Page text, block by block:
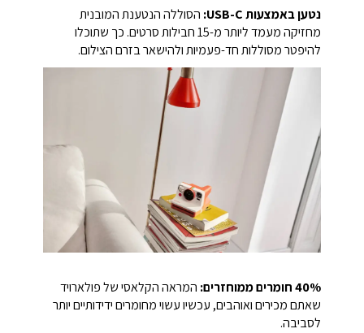
נטען באמצעות USB-C:
הסוללה הנטענת המובנית
מחזיקה מעמד ליותר מ-15 חבילות סרטים. כך שתוכלו
להיפטר מסוללות חד-פעמיות ולהישאר בזרם הצילום.
40% חומרים ממוחזרים:
המראה הקלאסי של פולארויד
שאתם מכירים ואוהבים, עכשיו עשוי מחומרים ידידותיים יותר
לסביבה.